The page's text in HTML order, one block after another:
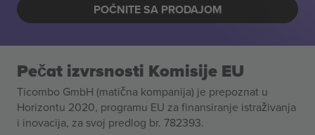
POČNITE SA PRODAJOM
Pečat izvrsnosti Komisije EU
Ticombo GmbH (matična kompanija) je prepoznat u
Horizontu 2020, programu EU za finansiranje istraživanja
i inovacija, za svoj predlog br. 782393.